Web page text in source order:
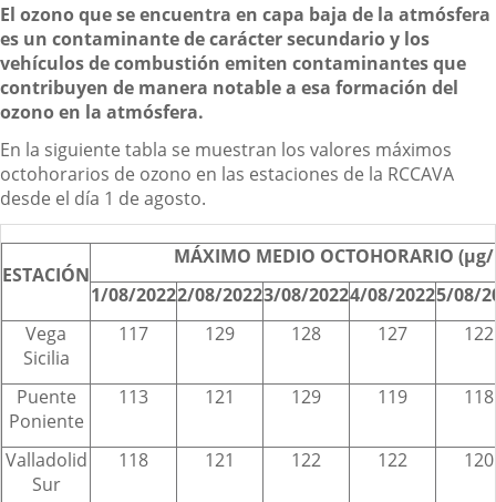
El ozono que se encuentra en capa baja de la atmósfera
es un contaminante de carácter secundario y los
vehículos de combustión emiten contaminantes que
contribuyen de manera notable a esa formación del
ozono en la atmósfera.
En la siguiente tabla se muestran los valores máximos
octohorarios de ozono en las estaciones de la RCCAVA
desde el día 1 de agosto.
ESTACIÓN
MÁXIMO MEDIO OCTOHORARIO
1/08/20222/08/20223/08/20224/08/20225/08/
Vega
Sicilia
117 129 128 127 122
Puente
Poniente
113 121 129 119 118
Valladolid
Sur
118 121 122 122 120